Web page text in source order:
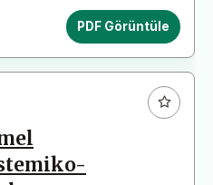
PDF Görüntüle